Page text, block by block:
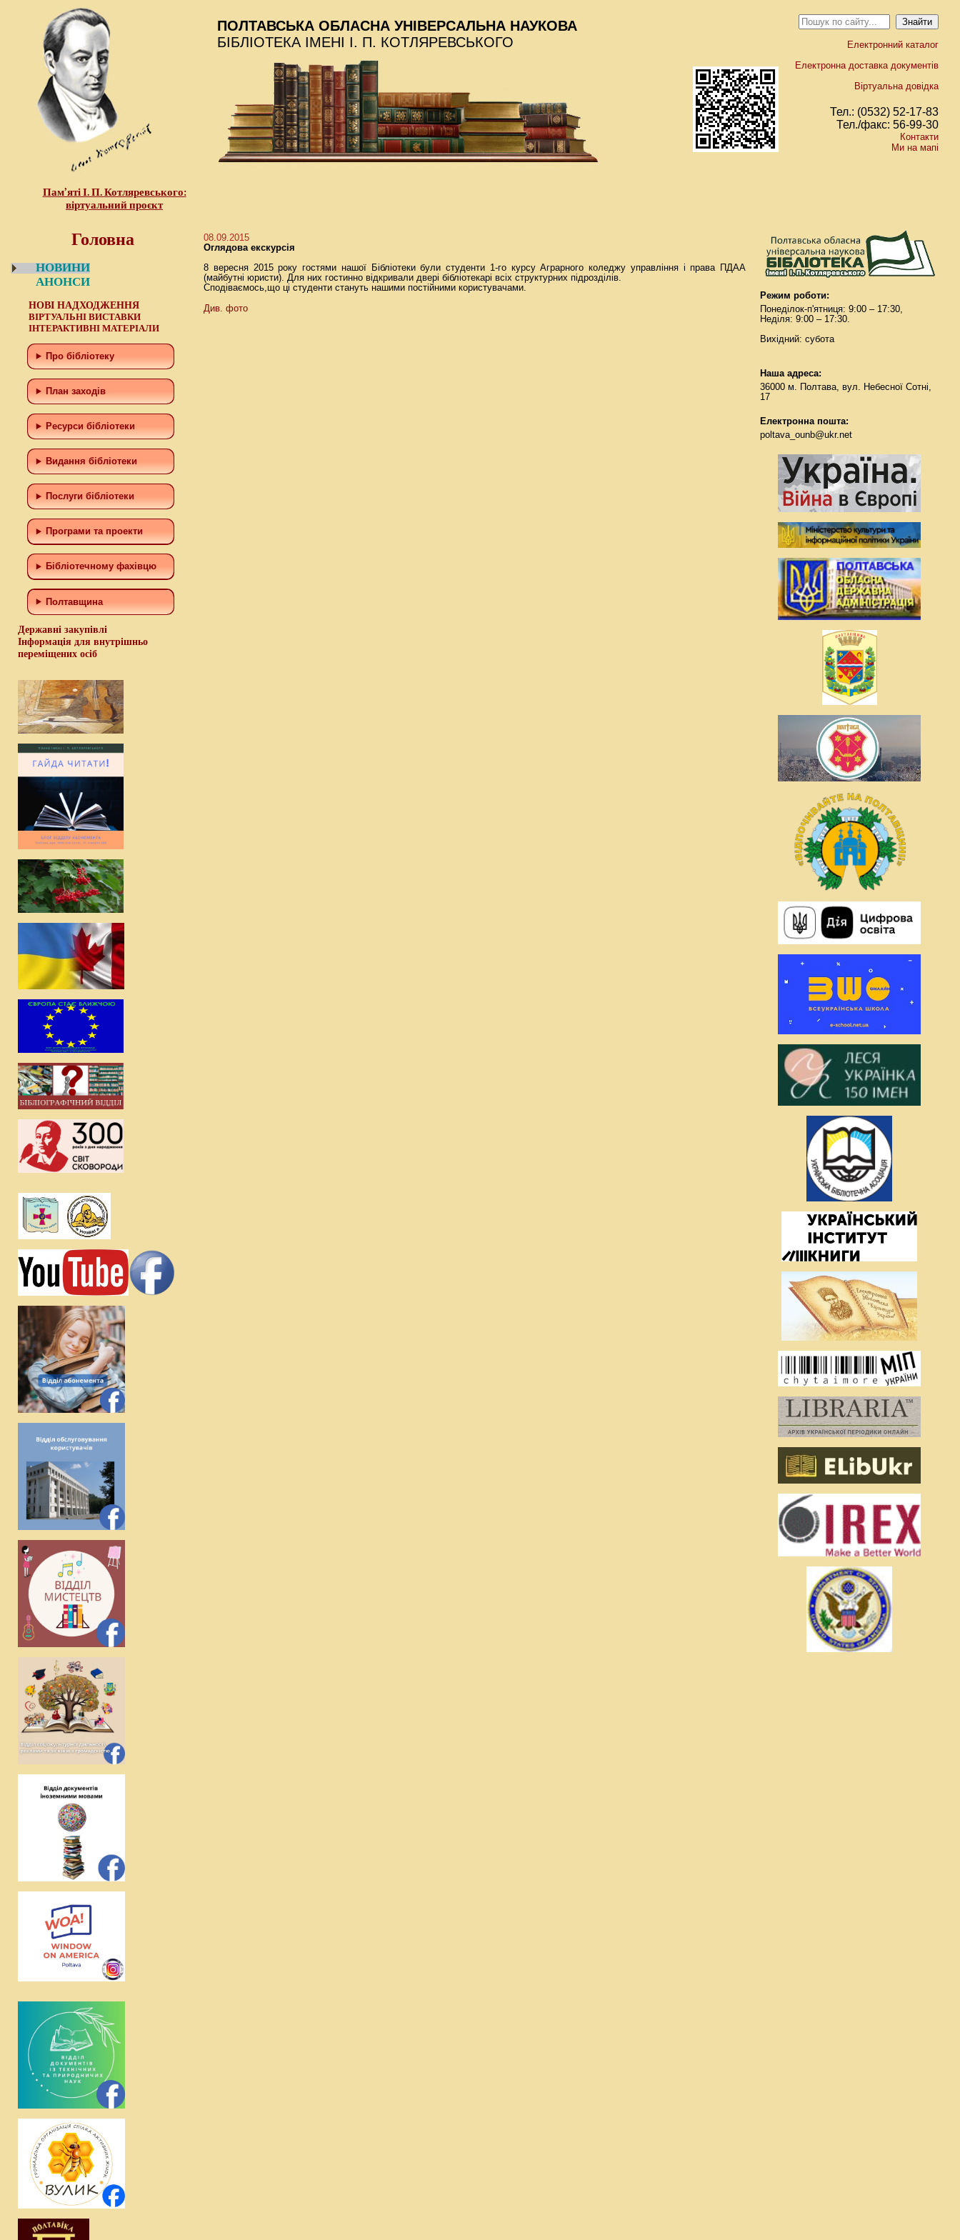
Пам’яті І. П. Котляревського:
віртуальний проєкт
ПОЛТАВСЬКА ОБЛАСНА УНІВЕРСАЛЬНА НАУКОВА
БІБЛІОТЕКА ІМЕНІ І. П. КОТЛЯРЕВСЬКОГО
Електронний каталог
Електронна доставка документів
Віртуальна довідка
Тел.: (0532) 52-17-83
Тел./факс: 56-99-30
Контакти
Ми на мапі
Головна
НОВИНИ
АНОНСИ
НОВІ НАДХОДЖЕННЯ
ВІРТУАЛЬНІ ВИСТАВКИ
ІНТЕРАКТИВНІ МАТЕРІАЛИ
Про бібліотеку
План заходів
Ресурси бібліотеки
Видання бібліотеки
Послуги бібліотеки
Програми та проекти
Бiблiотечному фахiвцю
Полтавщина
Державні закупівлі
Інформація для внутрішньо
переміщених осіб
08.09.2015
Оглядова екскурсія
8 вересня 2015 року гостями нашої Бібліотеки були студенти 1-го курсу Аграрного коледжу управління і права ПДАА
(майбутні юристи). Для них гостинно відкривали двері бібліотекарі всіх структурних підрозділів.
Сподіваємось,що ці студенти стануть нашими постійними користувачами.
Див. фото
Режим роботи:
Понеділок-п'ятниця: 9:00 – 17:30,
Неділя: 9:00 – 17:30.
Вихідний: субота
Наша адреса:
36000 м. Полтава, вул. Небесної Сотні,
17
Електронна пошта:
poltava_ounb@ukr.net